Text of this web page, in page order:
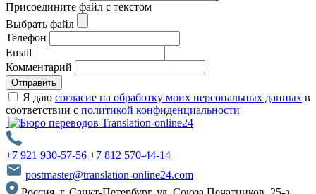
Присоедините файл с текстом
Выбрать файл
Телефон
Email
Комментарий
Отправить
Я даю согласие на обработку моих персональных данных в
соответствии с политикой конфиденциальности
+7 921 930-57-56 +7 812 570-44-14
postmaster@translation-online24.com